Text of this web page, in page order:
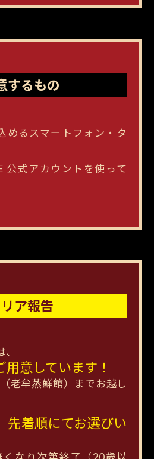
するもの
めるスマートフォン・タ
公式アカウントを使って
ア報告
意しています！
老牟蒸鮮館）までお越し
先着順にてお選びい